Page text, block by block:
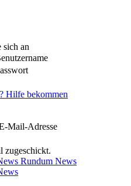
an
Hilfe bekommen
Mail-Adresse
zugeschickt.
Rundum News